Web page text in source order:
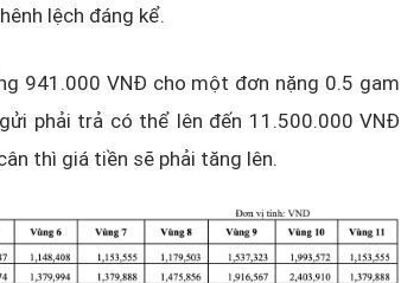
lệch đáng kể.
941.000 VNĐ cho một đơn nặng 0.5 gam
phải trả có thể lên đến 11.500.000 VNĐ
thì giá tiền sẽ phải tăng lên.